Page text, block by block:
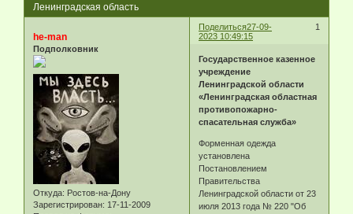
Ленинградская область
Поделиться 1
27-09-
2023 10:49:15
he-man
Подполковник
Откуда: Ростов-на-Дону
Зарегистрирован: 17-11-2009
Государственное казенное
учреждение
Ленинградской области
«Ленинградская областная
противопожарно-
спасательная служба»
Форменная одежда
установлена
Постановлением
Правительства
Ленинградской области от 23
июля 2013 года № 220 "Об